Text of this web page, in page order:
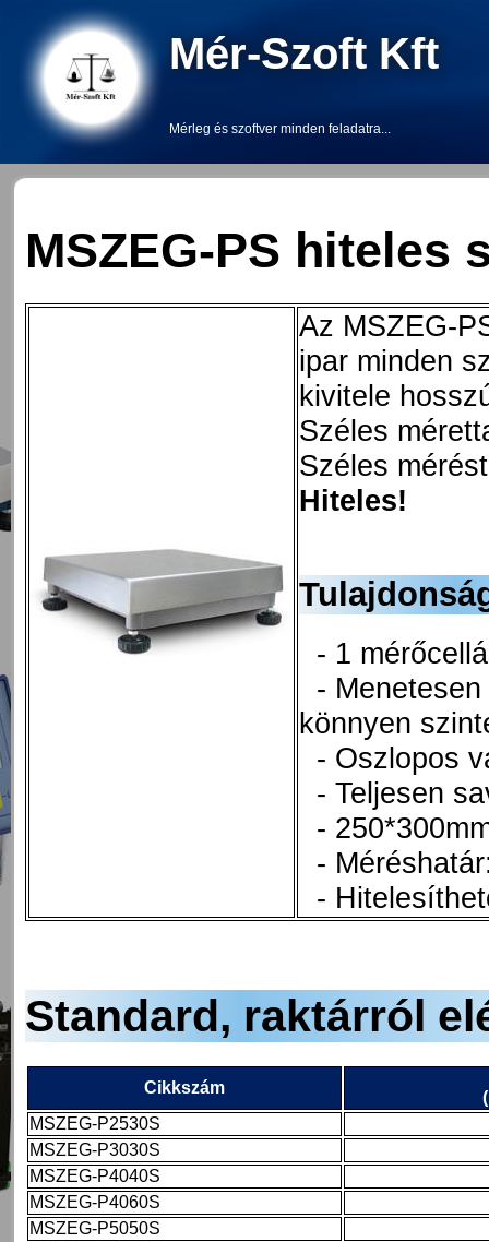
Mér-Szoft Kft
Mérleg és szoftver minden feladatra...
MSZEG-PS hiteles
Az MSZEG-
ipar minden
kivitele
Széles
Széles
Hiteles!
- 1
-
könnyen
- Oszlopos
- Teljesen
-
-
-
Standard, raktárról
Cikkszám
MSZEG-P2530S
MSZEG-P3030S
MSZEG-P4040S
MSZEG-P4060S
MSZEG-P5050S